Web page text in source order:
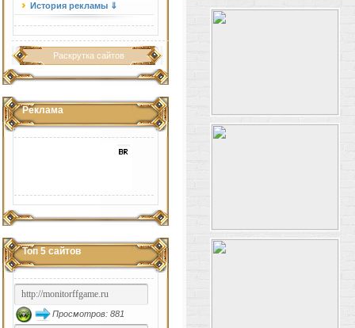
История рекламы ⇓
Раскрутка сайтов
Реклама
Топ 5 сайтов
Просмотров: 881